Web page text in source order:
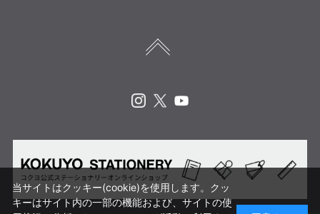
当サイトはクッキー(cookie)を使用します。クッ
キーはサイト内の一部の機能および、サイトの使